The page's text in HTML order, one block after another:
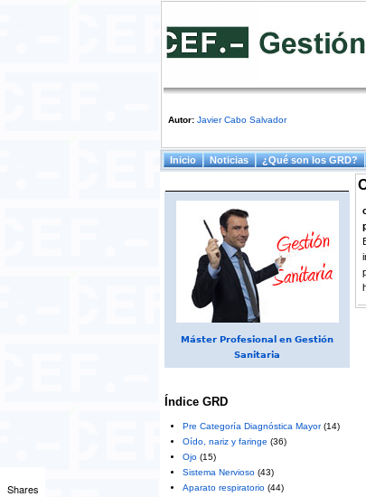
Autor: Javier Cabo Salvador
Menú principal
Inicio Noticias ¿Qué son los GRD?
Máster Profesional en Gestión
Sanitaria
Índice GRD
Pre Categoría Diagnóstica Mayor(14)
Oído, nariz y faringe (36)
Ojo (15)
Sistema Nervioso (43)
Aparato respiratorio (44)
Shares